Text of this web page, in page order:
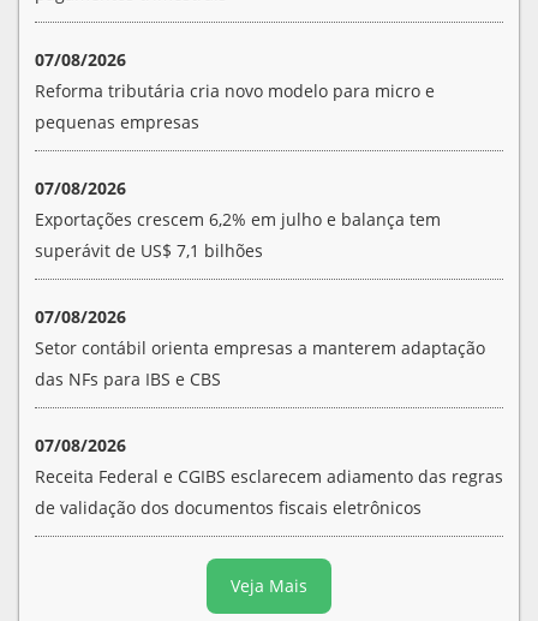
07/08/2026
Reforma tributária cria novo modelo para micro e
pequenas empresas
07/08/2026
Exportações crescem 6,2% em julho e balança tem
superávit de US$ 7,1 bilhões
07/08/2026
Setor contábil orienta empresas a manterem adaptação
das NFs para IBS e CBS
07/08/2026
Receita Federal e CGIBS esclarecem adiamento das regras
de validação dos documentos fiscais eletrônicos
Veja Mais